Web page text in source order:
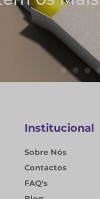
Institucional
Sobre Nós
Contactos
FAQ's